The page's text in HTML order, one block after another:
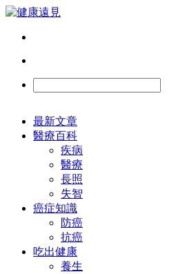
最新文章
醫療百科
疾病
醫療
長照
失智
癌症知識
防癌
抗癌
吃出健康
養生